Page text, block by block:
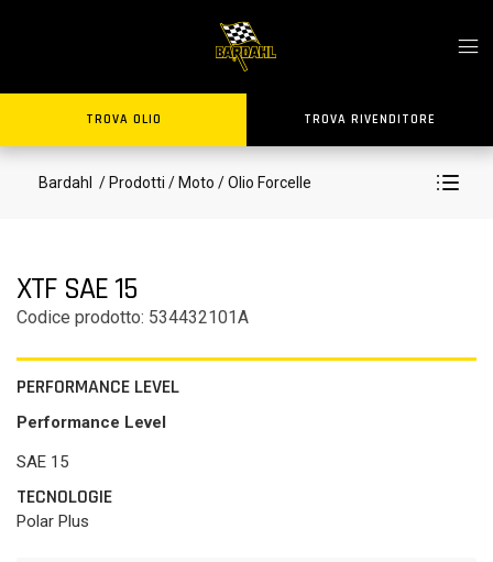
TROVA OLIO TROVA RIVENDITORE
Bardahl / Prodotti / Moto / Olio Forcelle
XTF SAE 15
Codice prodotto: 534432101A
PERFORMANCE LEVEL
Performance Level
SAE 15
TECNOLOGIE
Polar Plus